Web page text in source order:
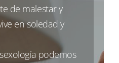
de malestar y
en soledad y
podemos